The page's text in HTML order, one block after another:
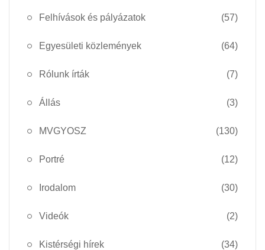
Felhívások és pályázatok (57)
Egyesületi közlemények (64)
Rólunk írták (7)
Állás (3)
MVGYOSZ (130)
Portré (12)
Irodalom (30)
Videók (2)
Kistérségi hírek (34)